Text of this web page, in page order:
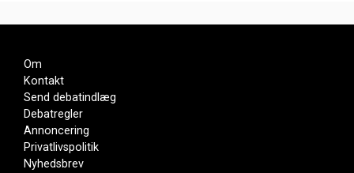
Om
Kontakt
Send debatindlæg
Debatregler
Annoncering
Privatlivspolitik
Nyhedsbrev